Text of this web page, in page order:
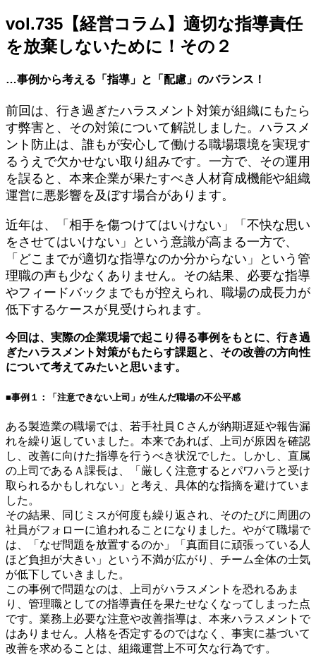
vol.735【経営コラム】適切な指導責任
を放棄しないために！その２
…事例から考える「指導」と「配慮」のバランス！
前回は、行き過ぎたハラスメント対策が組織にもたら
す弊害と、その対策について解説しました。ハラスメ
ント防止は、誰もが安心して働ける職場環境を実現す
るうえで欠かせない取り組みです。一方で、その運用
を誤ると、本来企業が果たすべき人材育成機能や組織
運営に悪影響を及ぼす場合があります。
近年は、「相手を傷つけてはいけない」「不快な思い
をさせてはいけない」という意識が高まる一方で、
「どこまでが適切な指導なのか分からない」という管
理職の声も少なくありません。その結果、必要な指導
やフィードバックまでもが控えられ、職場の成長力が
低下するケースが見受けられます。
今回は、実際の企業現場で起こり得る事例をもとに、行き過
ぎたハラスメント対策がもたらす課題と、その改善の方向性
について考えてみたいと思います。
■事例１：「注意できない上司」が生んだ職場の不公平感
ある製造業の職場では、若手社員Ｃさんが納期遅延や報告漏
れを繰り返していました。本来であれば、上司が原因を確認
し、改善に向けた指導を行うべき状況でした。しかし、直属
の上司であるＡ課長は、「厳しく注意するとパワハラと受け
取られるかもしれない」と考え、具体的な指摘を避けていま
した。
その結果、同じミスが何度も繰り返され、そのたびに周囲の
社員がフォローに追われることになりました。やがて職場で
は、「なぜ問題を放置するのか」「真面目に頑張っている人
ほど負担が大きい」という不満が広がり、チーム全体の士気
が低下していきました。
この事例で問題なのは、上司がハラスメントを恐れるあま
り、管理職としての指導責任を果たせなくなってしまった点
です。業務上必要な注意や改善指導は、本来ハラスメントで
はありません。人格を否定するのではなく、事実に基づいて
改善を求めることは、組織運営上不可欠な行為です。